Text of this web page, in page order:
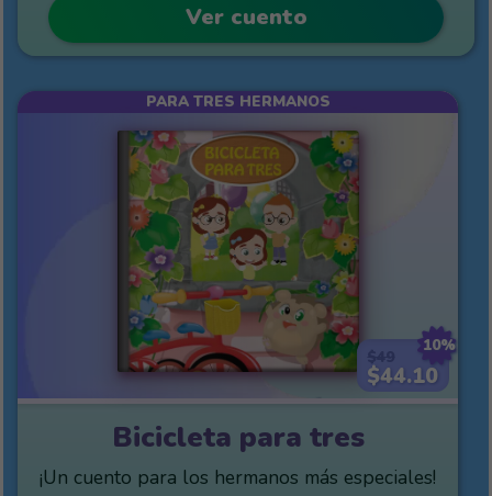
Ver cuento
10%
$44.10
PARA TRES HERMANOS
Bicicleta para tres
¡Un cuento para los hermanos más especiales!